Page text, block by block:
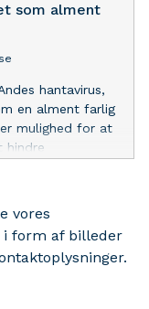
som alment
hantavirus,
en alment farlig
mulighed for at
hindre
vores
i form af billeder